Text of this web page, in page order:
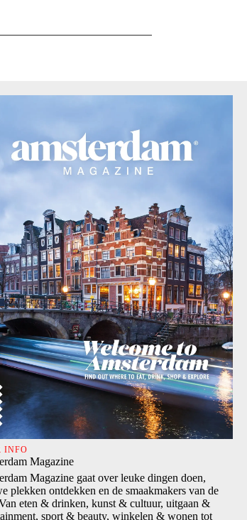
INFO
Magazine
Magazine gaat over leuke dingen doen,
plekken ontdekken en de smaakmakers van de
eten & drinken, kunst & cultuur, uitgaan &
sport & beauty, winkelen & wonen tot